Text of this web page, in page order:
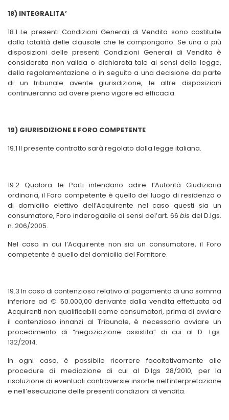
18) INTEGRALITA’
18.1 Le presenti Condizioni Generali di Vendita sono costituite
dalla totalità delle clausole che le compongono. Se una o più
disposizioni delle presenti Condizioni Generali di Vendita è
considerata non valida o dichiarata tale ai sensi della legge,
della regolamentazione o in seguito a una decisione da parte
di un tribunale avente giurisdizione, le altre disposizioni
continueranno ad avere pieno vigore ed efficacia.
19) GIURISDIZIONE E FORO COMPETENTE
19.1 Il presente contratto sarà regolato dalla legge italiana.
19.2 Qualora le Parti intendano adire l’Autorità Giudiziaria
ordinaria, il Foro competente è quello del luogo di residenza o
di domicilio elettivo dell’Acquirente nel caso questi sia un
consumatore, Foro inderogabile ai sensi del’art. 66bis del D.lgs.
n. 206/2005.
Nel caso in cui l’Acquirente non sia un consumatore, il Foro
competente è quello del domicilio del Fornitore.
19.3 In caso di contenzioso relativo al pagamento di una somma
inferiore ad €. 50.000,00 derivante dalla vendita effettuata ad
Acquirenti non qualificabili come consumatori, prima di avviare
il contenzioso innanzi al Tribunale, è necessario avviare un
procedimento di “negoziazione assistita” di cui al D. Lgs.
132/2014.
In ogni caso, è possibile ricorrere facoltativamente alle
procedure di mediazione di cui al D.lgs 28/2010, per la
risoluzione di eventuali controversie insorte nell’interpretazione
e nell’esecuzione delle presenti condizioni di vendita.